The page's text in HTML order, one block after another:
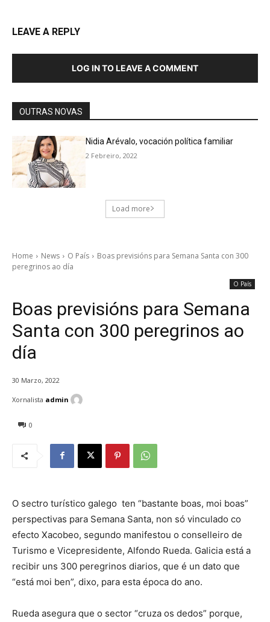
LEAVE A REPLY
LOG IN TO LEAVE A COMMENT
OUTRAS NOVAS
Nidia Arévalo, vocación política familiar
2 Febreiro, 2022
Load more